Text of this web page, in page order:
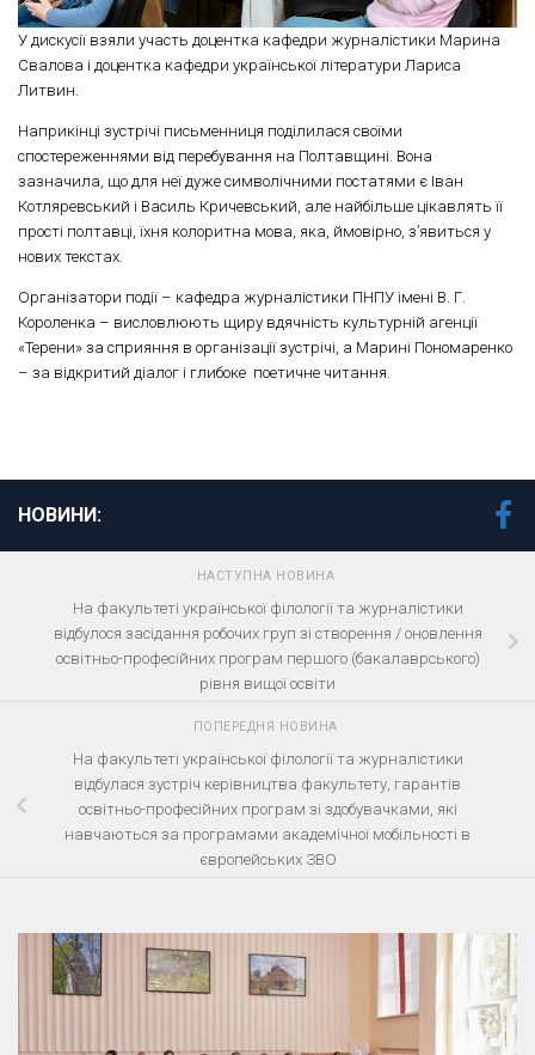
У дискусії взяли участь доцентка кафедри журналістики Марина
Свалова і доцентка кафедри української літератури Лариса
Литвин.
Наприкінці зустрічі письменниця поділилася своїми
спостереженнями від перебування на Полтавщині. Вона
зазначила, що для неї дуже символічними постатями є Іван
Котляревський і Василь Кричевський, але найбільше цікавлять її
прості полтавці, їхня колоритна мова, яка, ймовірно, з’явиться у
нових текстах.
Організатори події – кафедра журналістики ПНПУ імені В. Г.
Короленка – висловлюють щиру вдячність культурній агенції
«Терени» за сприяння в організації зустрічі, а Марині Пономаренко
– за відкритий діалог і глибоке поетичне читання.
НОВИНИ:
НАСТУПНА НОВИНА
На факультеті української філології та журналістики
відбулося засідання робочих груп зі створення / оновлення
освітньо-професійних програм першого (бакалаврського)
рівня вищої освіти
ПОПЕРЕДНЯ НОВИНА
На факультеті української філології та журналістики
відбулася зустріч керівництва факультету, гарантів
освітньо-професійних програм зі здобувачками, які
навчаються за програмами академічної мобільності в
європейських ЗВО